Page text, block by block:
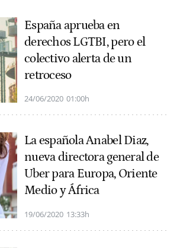
España aprueba en
derechos LGTBI, pero el
colectivo alerta de un
retroceso
24/06/2020 01:00h
La española Anabel Diaz,
nueva directora general de
Uber para Europa, Oriente
Medio y África
19/06/2020 13:33h